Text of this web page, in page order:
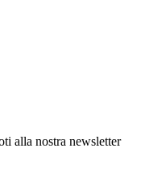
alla nostra newsletter